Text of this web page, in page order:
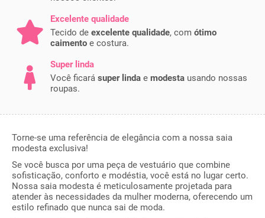
Excelente qualidade
Tecido de excelente qualidade, com ótimo
caimento e costura.
Super linda
Você ficará super linda e modesta usando nossas
roupas.
Torne-se uma referência de elegância com a nossa saia
modesta exclusiva!
Se você busca por uma peça de vestuário que combine
sofisticação, conforto e modéstia, você está no lugar certo.
Nossa saia modesta é meticulosamente projetada para
atender às necessidades da mulher moderna, oferecendo um
estilo refinado que nunca sai de moda.